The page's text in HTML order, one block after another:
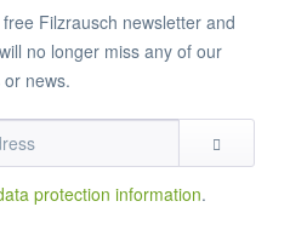
Filzrausch newsletter and
no longer miss any of our
news.
protection information.